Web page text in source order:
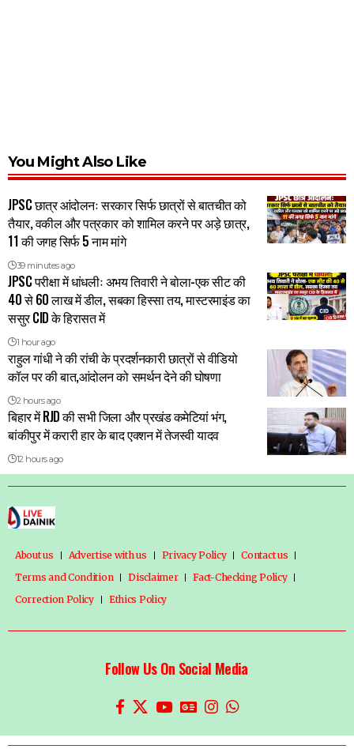
You Might Also Like
JPSC छात्र आंदोलनः सरकार सिर्फ छात्रों से बातचीत को
तैयार, वकील और पत्रकार को शामिल करने पर अड़े छात्र,
11 की जगह सिर्फ 5 नाम मांगे
39 minutes ago
JPSC परीक्षा में धांधलीः अभय तिवारी ने बोला-एक सीट की
40 से 60 लाख में डील, सबका हिस्सा तय, मास्टरमाइंड का
ससुर CID के हिरासत में
1 hour ago
राहुल गांधी ने की रांची के प्रदर्शनकारी छात्रों से वीडियो
कॉल पर की बात,आंदोलन को समर्थन देने की घोषणा
2 hours ago
बिहार में RJD की सभी जिला और प्रखंड कमेटियां भंग,
बांकीपुर में करारी हार के बाद एक्शन में तेजस्वी यादव
12 hours ago
About us Advertise with us Privacy Policy
Contact us
Terms and Condition
Disclaimer
Fact-Checking Policy
Correction Policy
Ethics Policy
Follow Us On Social Media